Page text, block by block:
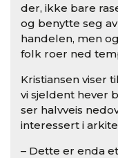
der, ikke bare
og benytte seg
handelen, men
folk roer ned
Kristiansen viser
vi sjeldent hever
ser halvveis
interessert i
– Dette er enda